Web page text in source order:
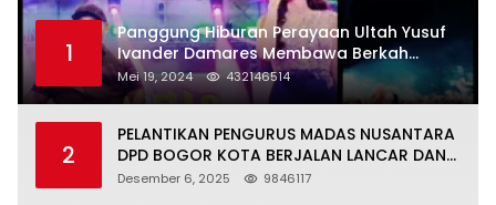
1
Panggung Hiburan Perayaan Ultah Yusuf
Ivander Damares Membawa Berkah
Warga Kejapanan
Mei 19, 2024 432146514
2
PELANTIKAN PENGURUS MADAS NUSANTARA
DPD BOGOR KOTA BERJALAN LANCAR DAN
KHIDMAT
Desember 6, 2025 9846117